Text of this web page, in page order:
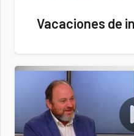
Vacaciones de